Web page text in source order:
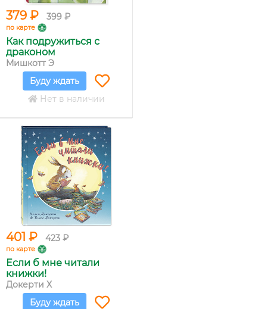
379 ₽ 399 ₽
по карте
Как подружиться с
драконом
Мишкотт Э
Буду ждать
Нет в наличии
401 ₽ 423 ₽
по карте
Если б мне читали
книжки!
Докерти Х
Буду ждать